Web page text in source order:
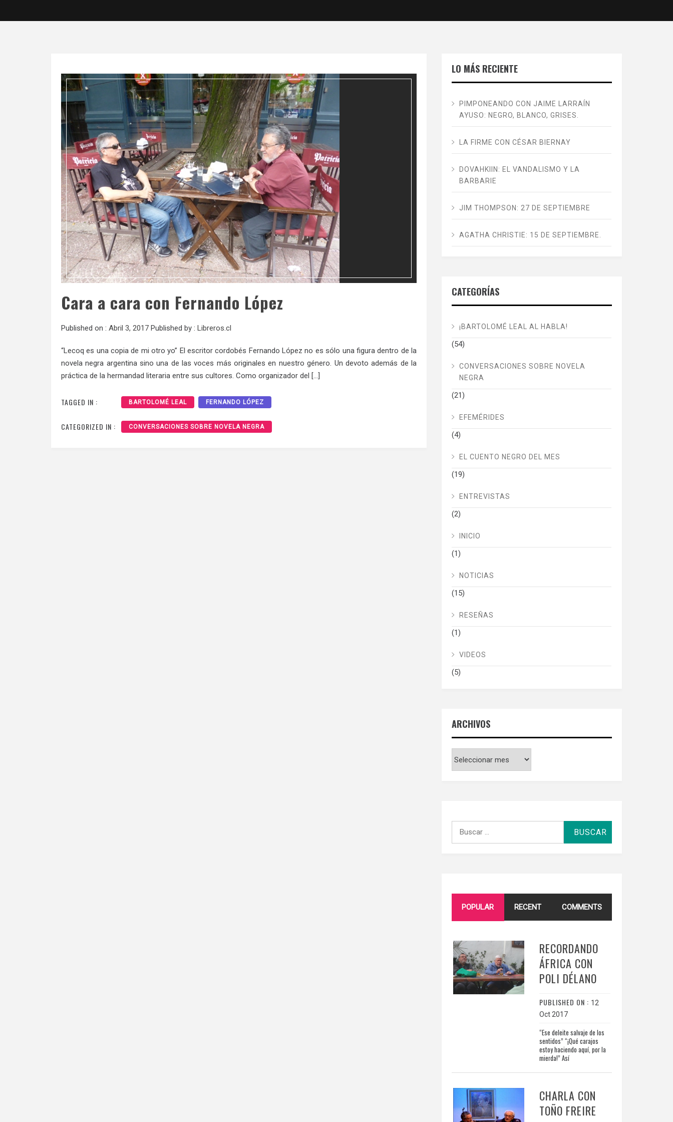
Cara a cara con Fernando López
Published on : Abril 3, 2017 Published by : Libreros.cl
“Lecoq es una copia de mi otro yo” El escritor cordobés Fernando López no es sólo una figura dentro de la
novela negra argentina sino una de las voces más originales en nuestro género. Un devoto además de la
práctica de la hermandad literaria entre sus cultores. Como organizador del […]
TAGGED IN : BARTOLOMÉ LEAL FERNANDO LÓPEZ
CATEGORIZED IN : CONVERSACIONES SOBRE NOVELA NEGRA
LO MÁS RECIENTE
PIMPONEANDO CON JAIME LARRAÍN
AYUSO: NEGRO, BLANCO, GRISES.
LA FIRME CON CÉSAR BIERNAY
DOVAHKIIN: EL VANDALISMO Y LA
BARBARIE
JIM THOMPSON: 27 DE SEPTIEMBRE
AGATHA CHRISTIE: 15 DE SEPTIEMBRE.
CATEGORÍAS
¡BARTOLOMÉ LEAL AL HABLA!
(54)
CONVERSACIONES SOBRE NOVELA
NEGRA
(21)
EFEMÉRIDES
(4)
EL CUENTO NEGRO DEL MES
(19)
ENTREVISTAS
(2)
INICIO
(1)
NOTICIAS
(15)
RESEÑAS
(1)
VIDEOS
(5)
ARCHIVOS
Buscar
POPULAR RECENT COMMENTS
RECORDANDO
ÁFRICA CON
POLI DÉLANO
PUBLISHED ON : 12
Oct 2017
“Ese deleite salvaje de los
sentidos” “¡Qué carajos
estoy haciendo aquí, por la
mierda!” Así
CHARLA CON
TOÑO FREIRE